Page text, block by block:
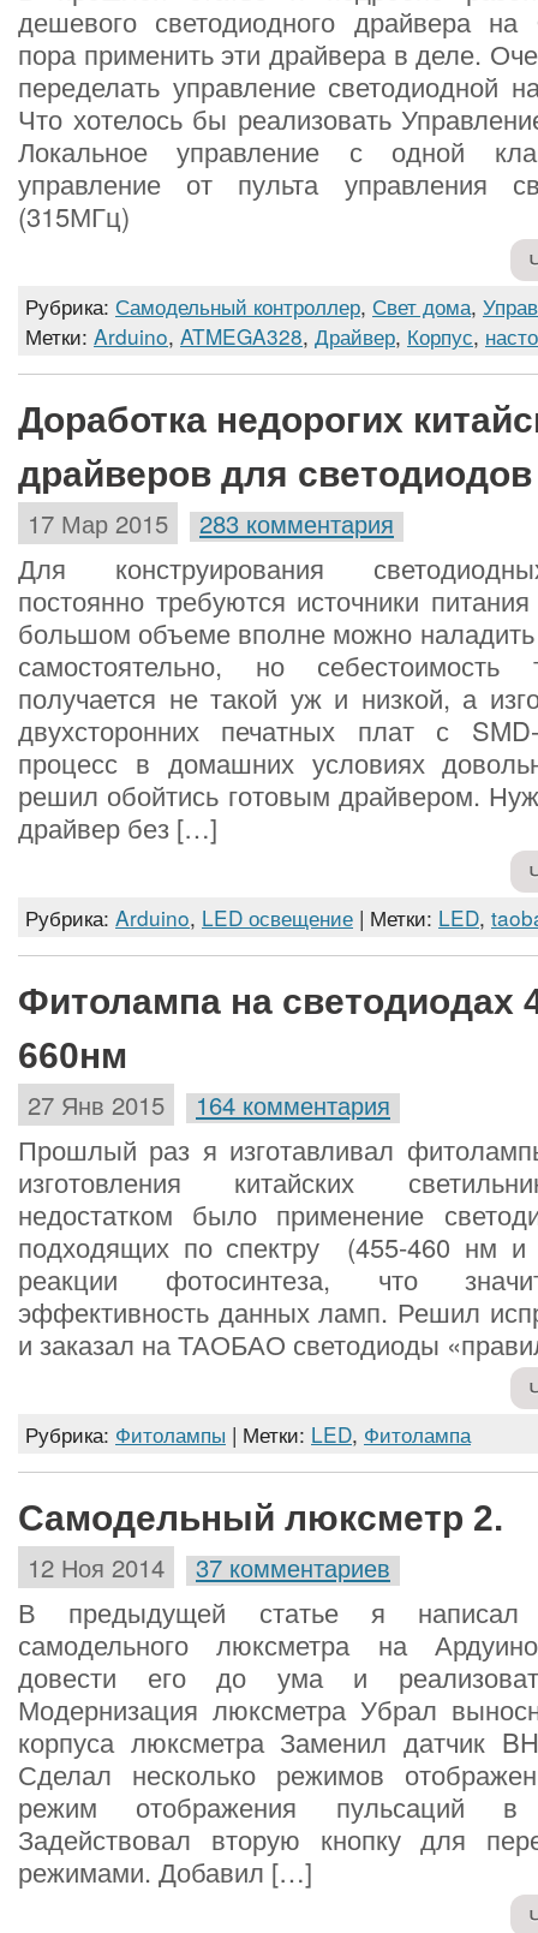
дешевого светодиодного драйвера на
пора применить эти драйвера в деле.
переделать управление светодиодной
Что хотелось бы реализовать
Локальное управление с одной
управление от пульта управления
(315МГц)
Рубрика: Самодельный контроллер, Свет дома,
Метки: Arduino, ATMEGA328, Драйвер, Корпус,
Доработка недорогих
драйверов для светодиодов
17 Мар 2015 283 комментария
Для конструирования
постоянно требуются источники
большом объеме вполне можно наладить
самостоятельно, но себестоимость
получается не такой уж и низкой, а
двухсторонних печатных плат с
процесс в домашних условиях
решил обойтись готовым драйвером.
драйвер без […]
Рубрика: Arduino, LED освещение | Метки: LED,
Фитолампа на светодиодах
660нм
27 Янв 2015 164 комментария
Прошлый раз я изготавливал
изготовления китайских
недостатком было применение
подходящих по спектру (455-460 нм
реакции фотосинтеза, что
эффективность данных ламп. Решил
и заказал на ТАОБАО светодиоды
Рубрика: Фитолампы | Метки: LED, Фитолампа
Самодельный люксметр 2.
12 Ноя 2014 37 комментариев
В предыдущей статье я написал
самодельного люксметра на
довести его до ума и
Модернизация люксметра Убрал
корпуса люксметра Заменил датчик
Сделал несколько режимов
режим отображения пульсаций
Задействовал вторую кнопку для
режимами. Добавил […]